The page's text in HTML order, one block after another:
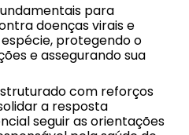
para
doenças virais e
protegendo o
e assegurando sua
com reforços
a resposta
seguir as orientações